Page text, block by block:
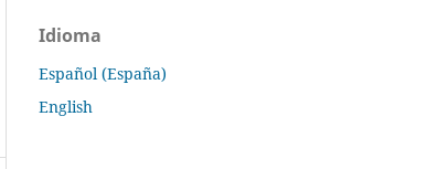
Idioma
Español (España)
English